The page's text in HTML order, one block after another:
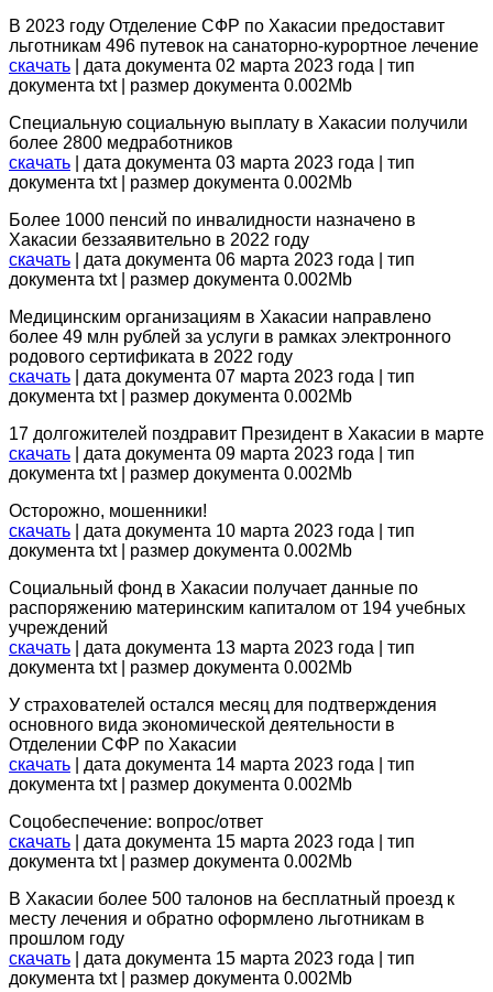
В 2023 году Отделение СФР по Хакасии предоставит
льготникам 496 путевок на санаторно-курортное лечение
скачать | дата документа 02 марта 2023 года | тип
документа txt | размер документа 0.002Mb
Специальную социальную выплату в Хакасии получили
более 2800 медработников
скачать | дата документа 03 марта 2023 года | тип
документа txt | размер документа 0.002Mb
Более 1000 пенсий по инвалидности назначено в
Хакасии беззаявительно в 2022 году
скачать | дата документа 06 марта 2023 года | тип
документа txt | размер документа 0.002Mb
Медицинским организациям в Хакасии направлено
более 49 млн рублей за услуги в рамках электронного
родового сертификата в 2022 году
скачать | дата документа 07 марта 2023 года | тип
документа txt | размер документа 0.002Mb
17 долгожителей поздравит Президент в Хакасии в марте
скачать | дата документа 09 марта 2023 года | тип
документа txt | размер документа 0.002Mb
Осторожно, мошенники!
скачать | дата документа 10 марта 2023 года | тип
документа txt | размер документа 0.002Mb
Социальный фонд в Хакасии получает данные по
распоряжению материнским капиталом от 194 учебных
учреждений
скачать | дата документа 13 марта 2023 года | тип
документа txt | размер документа 0.002Mb
У страхователей остался месяц для подтверждения
основного вида экономической деятельности в
Отделении СФР по Хакасии
скачать | дата документа 14 марта 2023 года | тип
документа txt | размер документа 0.002Mb
Соцобеспечение: вопрос/ответ
скачать | дата документа 15 марта 2023 года | тип
документа txt | размер документа 0.002Mb
В Хакасии более 500 талонов на бесплатный проезд к
месту лечения и обратно оформлено льготникам в
прошлом году
скачать | дата документа 15 марта 2023 года | тип
документа txt | размер документа 0.002Mb